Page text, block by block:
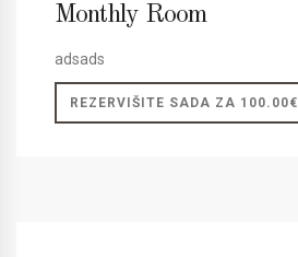
Monthly Room
adsads
REZERVIŠITE SADA ZA 100.00€